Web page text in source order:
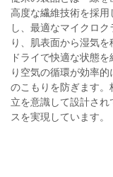
高度な繊維技術を採
し、最適なマイクロ
り、肌表面から湿気
ドライで快適な状態
り空気の循環が効率
のこもりを防ぎます
立を意識して設計さ
スを実現しています。